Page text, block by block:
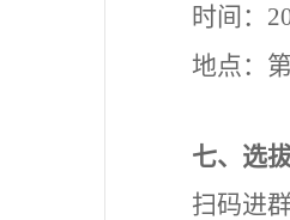
时间：
地点：
七、选
扫码进